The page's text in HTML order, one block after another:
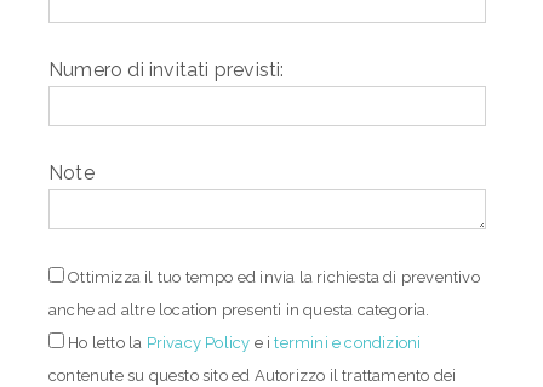
Numero di invitati previsti:
Note
Ottimizza il tuo tempo ed invia la richiesta di preventivo
anche ad altre location presenti in questa categoria.
Ho letto la Privacy Policy e itermini e condizioni
contenute su questo sito ed Autorizzo il trattamento dei